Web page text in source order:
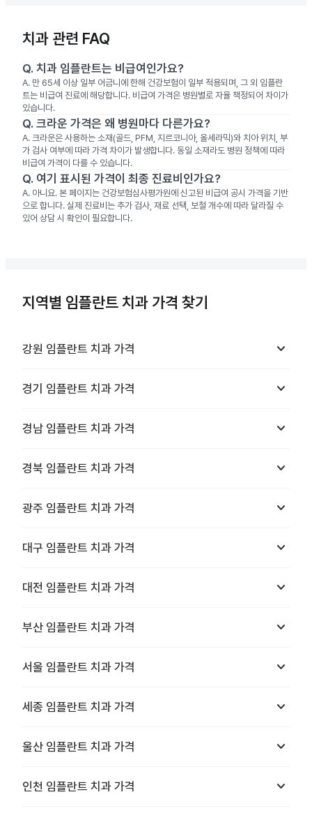
치과 관련 FAQ
Q. 치과 임플란트는 비급여인가요?
A. 만 65세 이상 일부 어금니에 한해 건강보험이 일부 적용되며, 그 외 임플란
트는 비급여 진료에 해당합니다. 비급여 가격은 병원별로 자율 책정되어 차이가
있습니다.
Q. 크라운 가격은 왜 병원마다 다른가요?
A. 크라운은 사용하는 소재(골드, PFM, 지르코니아, 올세라믹)와 치아 위치, 부
가 검사 여부에 따라 가격 차이가 발생합니다. 동일 소재라도 병원 정책에 따라
비급여 가격이 다를 수 있습니다.
Q. 여기 표시된 가격이 최종 진료비인가요?
A. 아니요. 본 페이지는 건강보험심사평가원에 신고된 비급여 공시 가격을 기반
으로 합니다. 실제 진료비는 추가 검사, 재료 선택, 보철 개수에 따라 달라질 수
있어 상담 시 확인이 필요합니다.
지역별 임플란트 치과 가격 찾기
강원 임플란트 치과 가격 keyboard_arrow_down
경기 임플란트 치과 가격 keyboard_arrow_down
경남 임플란트 치과 가격 keyboard_arrow_down
경북 임플란트 치과 가격 keyboard_arrow_down
광주 임플란트 치과 가격 keyboard_arrow_down
대구 임플란트 치과 가격 keyboard_arrow_down
대전 임플란트 치과 가격 keyboard_arrow_down
부산 임플란트 치과 가격 keyboard_arrow_down
서울 임플란트 치과 가격 keyboard_arrow_down
세종 임플란트 치과 가격 keyboard_arrow_down
울산 임플란트 치과 가격 keyboard_arrow_down
인천 임플란트 치과 가격 keyboard_arrow_down